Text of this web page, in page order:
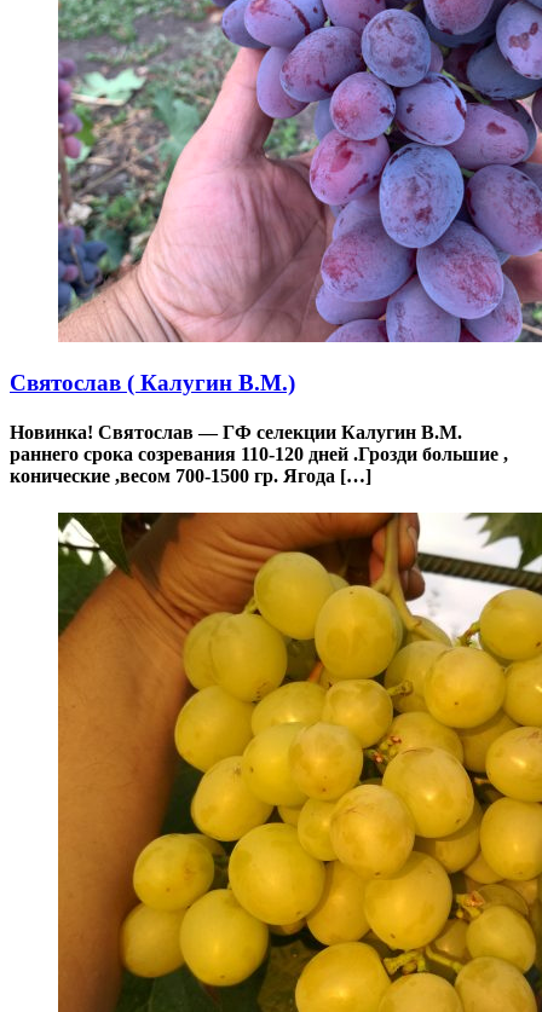
Святослав ( Калугин В.М.)
Новинка! Святослав — ГФ селекции Калугин В.М.
раннего срока созревания 110-120 дней .Грозди большие ,
конические ,весом 700-1500 гр. Ягода […]